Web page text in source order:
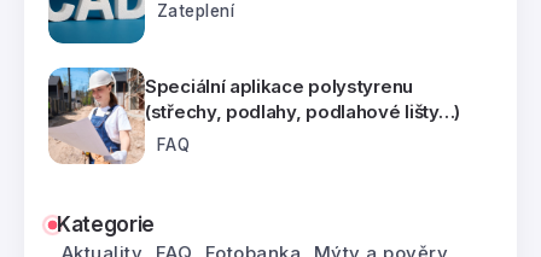
Zateplení
Speciální aplikace polystyrenu
(střechy, podlahy, podlahové lišty…)
FAQ
Kategorie